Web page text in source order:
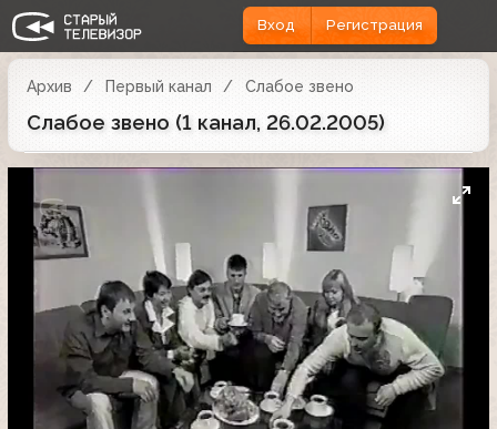
Вход Регистрация
Архив Первый канал Слабое звено
Слабое звено (1 канал, 26.02.2005)